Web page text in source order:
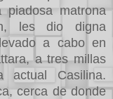
piadosa matrona
les dio digna
a cabo en
a tres millas
Casilina.
cerca de donde